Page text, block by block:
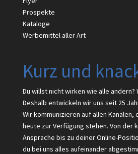
Prospekte
Kataloge
Werbemittel aller Art
Kurz und
Du willst nicht wirken wie alle andern?
Deshalb entwickeln wir uns seit 25
Wir kommunizieren auf allen Kanälen,
heute zur Verfügung stehen. Von der
Ansprache bis zu deiner Online-
du bei uns alles aufeinander